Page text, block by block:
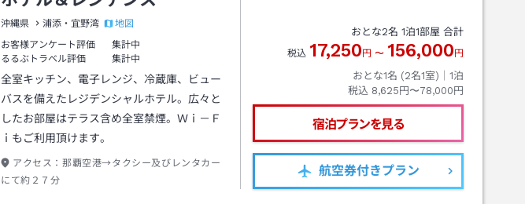
沖縄県 浦添・宜野湾
地図
お客様アンケート評価
集計中
るるぶトラベル評価
集計中
全室キッチン、電子レンジ、冷蔵庫、ビュー
バスを備えたレジデンシャルホテル。広々と
したお部屋はテラス含め全室禁煙。Ｗｉ－Ｆ
ｉもご利用頂けます。
アクセス： 那覇空港→タクシー及びレンタカー
にて約２７分
おとな2名 1泊1部屋 合計
税込 17,250 円 〜 156,000 円
おとな1名 (2名1室)｜ 1泊
税込 8,625円〜78,000円
宿泊プランを見る
航空券付きプラン